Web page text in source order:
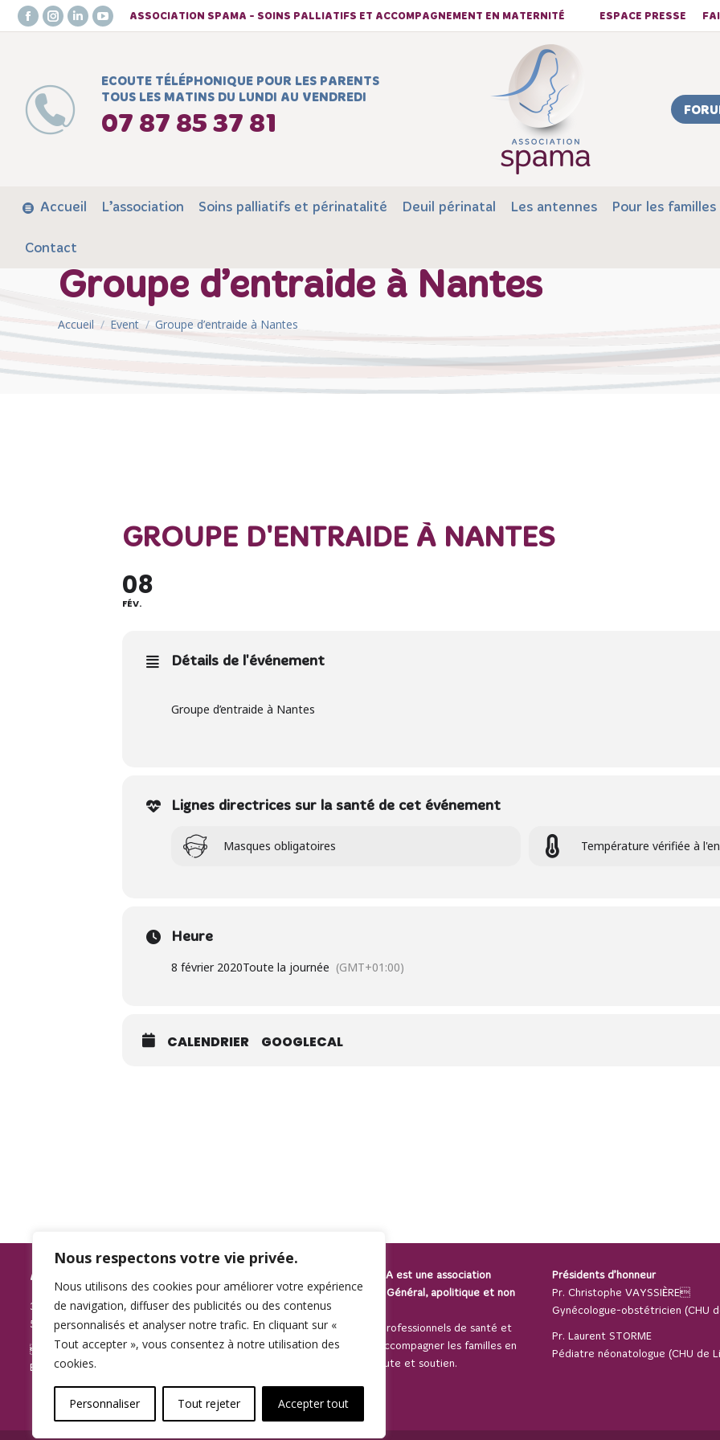
Nous respectons votre vie privée.
Nous utilisons des cookies pour améliorer votre expérience
de navigation, diffuser des publicités ou des contenus
personnalisés et analyser notre trafic. En cliquant sur «
Tout accepter », vous consentez à notre utilisation des
cookies.
Personnaliser Tout rejeter Accepter tout
Facebook
in
new
window
Instagram
in
new
window
LinkedIn
window
YouTube
in
window
ASSOCIATION SPAMA - SOINS PALLIATIFS ET ACCOMPAGNEMENT EN MATERNITÉ ESPACE PRESSE
ECOUTE TÉLÉPHONIQUE POUR LES PARENTS
TOUS LES MATINS DU LUNDI AU VENDREDI
07 87 85 37 81
Accueil L’association Soins palliatifs et périnatalité Deuil périnatal Les antennes Pour les familles
Contact
Groupe d’entraide à Nantes
Vous êtes ici :
Accueil Event Groupe d’entraide à Nantes
GROUPE D'ENTRAIDE À NANTES
08
FÉV.
Détails de l'événement
Groupe d’entraide à Nantes
Lignes directrices sur la santé de cet événement
Masques obligatoires Température vérifiée à
Heure
8 février 2020Toute la journée (GMT+01:00)
CALENDRIER GOOGLECAL
ASSOCIATION SPAMA
3, rue du Plat
59000 LILLE
Ligne d’écoute :07 87 85 37 81
E-mail :contact@association-spama.com
L’association SPAMA est une association
reconnue d’Intérêt Général, apolitique et non
confessionnelle.
Elle regroupe des professionnels de santé et
des parents pour accompagner les familles en
leur apportant écoute et soutien.
Présidents d’honneur
Pr. Christophe VAYSSIÈRE
Gynécologue-obstétricien (CHU
Pr. Laurent STORME
Pédiatre néonatologue (CHU de